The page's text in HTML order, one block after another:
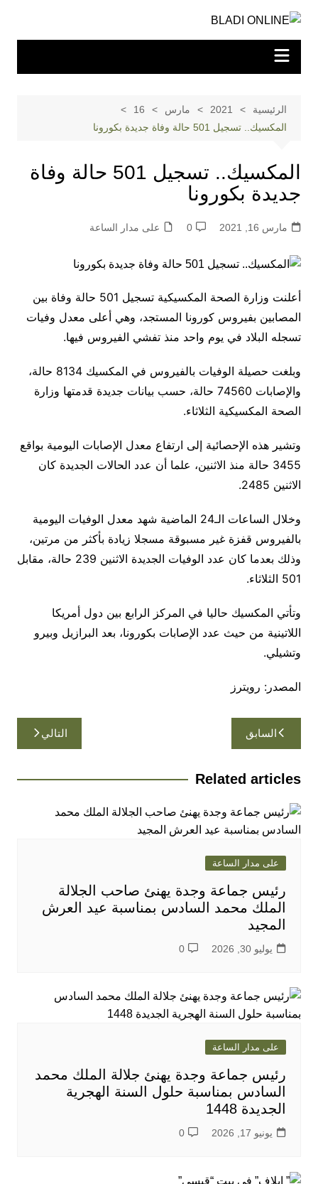
المحتوى
الرئيسية 2021 مارس
16
المكسيك.. تسجيل 501 حالة وفاة جديدة بكورونا
المكسيك.. تسجيل 501 حالة وفاة
جديدة بكورونا
مارس 16, 2021 0 على مدار الساعة
أعلنت وزارة الصحة المكسيكية تسجيل 501 حالة وفاة بين
المصابين بفيروس كورونا المستجد، وهي أعلى معدل وفيات
تسجله البلاد في يوم واحد منذ تفشي الفيروس فيها.
وبلغت حصيلة الوفيات بالفيروس في المكسيك 8134 حالة،
والإصابات 74560 حالة، حسب بيانات جديدة قدمتها وزارة
الصحة المكسيكية الثلاثاء.
وتشير هذه الإحصائية إلى ارتفاع معدل الإصابات اليومية بواقع
3455 حالة منذ الاثنين، علما أن عدد الحالات الجديدة كان
الاثنين 2485.
وخلال الساعات الـ24 الماضية شهد معدل الوفيات اليومية
بالفيروس قفزة غير مسبوقة مسجلا زيادة بأكثر من مرتين،
وذلك بعدما كان عدد الوفيات الجديدة الاثنين 239 حالة، مقابل
501 الثلاثاء.
وتأتي المكسيك حاليا في المركز الرابع بين دول أمريكا
اللاتينية من حيث عدد الإصابات بكورونا، بعد البرازيل وبيرو
وتشيلي.
المصدر: رويترز
تصفّح
المقالات
السابق التالي
Related articles
على مدار الساعة
رئيس جماعة وجدة يهنئ صاحب الجلالة
الملك محمد السادس بمناسبة عيد العرش
المجيد
يوليو 30, 2026 0
على مدار الساعة
رئيس جماعة وجدة يهنئ جلالة الملك محمد
السادس بمناسبة حلول السنة الهجرية
الجديدة 1448
يونيو 17, 2026 0